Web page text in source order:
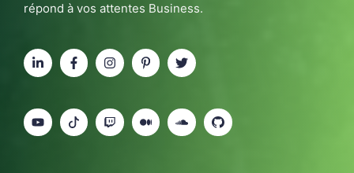
répond à vos attentes Business.